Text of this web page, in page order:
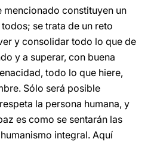
mencionado constituyen un
se trata de un reto
y consolidar todo lo que de
y a superar, con buena
todo lo que hiere,
Sólo será posible
la persona humana, y
es como se sentarán las
integral. Aquí